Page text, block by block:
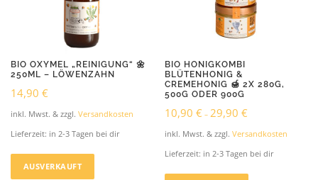
BIO OXYMEL „REINIGUNG“ 🌼
250ML – LÖWENZAHN
14,90 €
inkl. Mwst. & zzgl. Versandkosten
Lieferzeit: in 2-3 Tagen bei dir
AUSVERKAUFT
BIO HONIGKOMBI
BLÜTENHONIG &
CREMEHONIG 🍯 2X 280G,
500G ODER 900G
10,90€ – 29,90€
inkl. Mwst. & zzgl.Versandkosten
Lieferzeit: in 2-3 Tagen bei dir
D